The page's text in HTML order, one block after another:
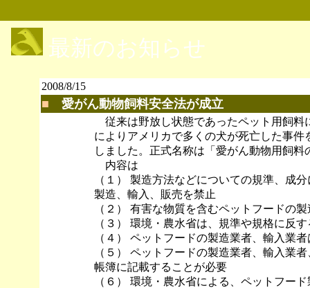
最新のお知らせ
2008/8/15
■ 愛がん動物飼料安全法が成立
従来は野放し状態であったペット用飼料
によりアメリカで多くの犬が死亡した事件
しました。正式名称は「愛がん動物用飼
内容は
（１） 製造方法などについての規準、成
製造、輸入、販売を禁止
（２） 有害な物質を含むペットフードの
（３） 環境・農水省は、規準や規格に反
（４） ペットフードの製造業者、輸入業
（５） ペットフードの製造業者、輸入業
帳簿に記載することが必要
（６） 環境・農水省による、ペットフー